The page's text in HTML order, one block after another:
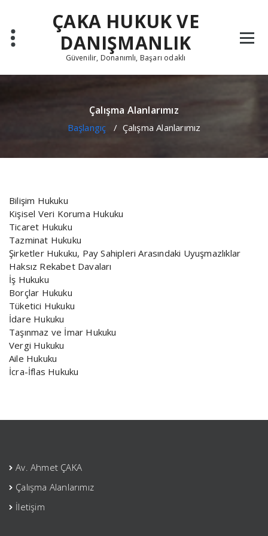
ÇAKA HUKUK VE
DANIŞMANLIK
Güvenilir, Donanımlı, Başarı odaklı
Çalışma Alanlarımız
Başlangıç / Çalışma Alanlarımız
Bilişim Hukuku
Kişisel Veri Koruma Hukuku
Ticaret Hukuku
Tazminat Hukuku
Şirketler Hukuku, Pay Sahipleri Arasındaki Uyuşmazlıklar
Haksız Rekabet Davaları
İş Hukuku
Borçlar Hukuku
Tüketici Hukuku
İdare Hukuku
Taşınmaz ve İmar Hukuku
Vergi Hukuku
Aile Hukuku
İcra-İflas Hukuku
Av. Ahmet ÇAKA
Çalışma Alanlarımız
İletişim